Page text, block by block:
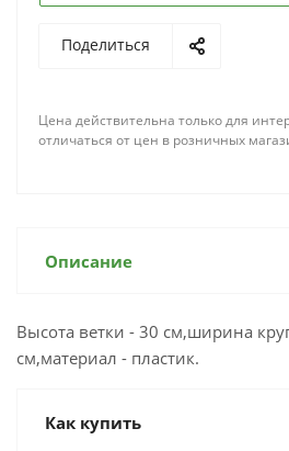
Поделиться
Цена действительна только для
отличаться от цен в розничных
Описание
Высота ветки - 30 см,ширина
см,материал - пластик.
Как купить